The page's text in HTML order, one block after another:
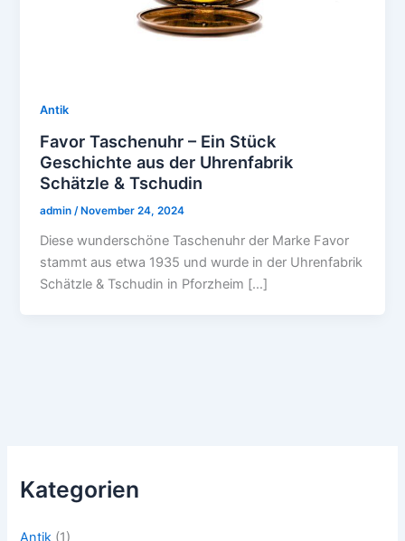
Antik
Favor Taschenuhr – Ein Stück
Geschichte aus der Uhrenfabrik
Schätzle & Tschudin
admin/November 24, 2024
Diese wunderschöne Taschenuhr der Marke Favor
stammt aus etwa 1935 und wurde in der Uhrenfabrik
Schätzle & Tschudin in Pforzheim […]
Kategorien